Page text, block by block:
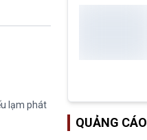
lạm phát
QUẢNG CÁO